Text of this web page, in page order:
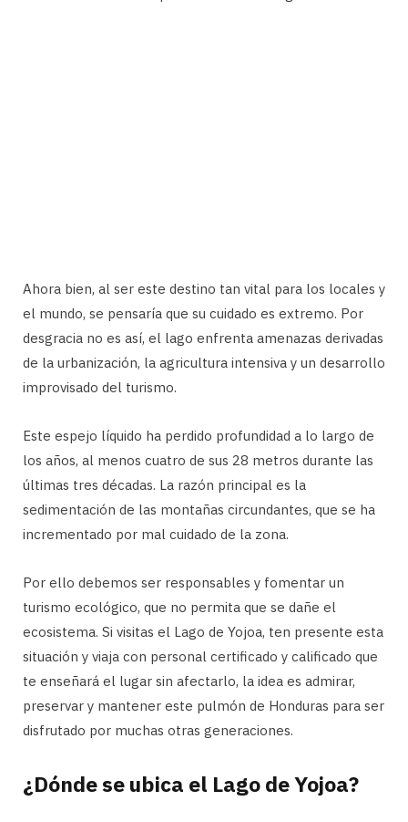
Ahora bien, al ser este destino tan vital para los locales y
el mundo, se pensaría que su cuidado es extremo. Por
desgracia no es así, el lago enfrenta amenazas derivadas
de la urbanización, la agricultura intensiva y un desarrollo
improvisado del turismo.
Este espejo líquido ha perdido profundidad a lo largo de
los años, al menos cuatro de sus 28 metros durante las
últimas tres décadas. La razón principal es la
sedimentación de las montañas circundantes, que se ha
incrementado por mal cuidado de la zona.
Por ello debemos ser responsables y fomentar un
turismo ecológico, que no permita que se dañe el
ecosistema. Si visitas el Lago de Yojoa, ten presente esta
situación y viaja con personal certificado y calificado que
te enseñará el lugar sin afectarlo, la idea es admirar,
preservar y mantener este pulmón de Honduras para ser
disfrutado por muchas otras generaciones.
¿Dónde se ubica el Lago de Yojoa?